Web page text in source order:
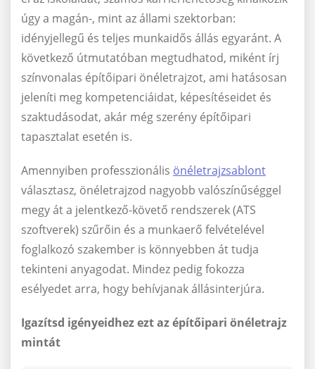
úgy a magán-, mint az állami szektorban:
idényjellegű és teljes munkaidős állás egyaránt. A
következő útmutatóban megtudhatod, miként írj
színvonalas építőipari önéletrajzot, ami hatásosan
jeleníti meg kompetenciáidat, képesítéseidet és
szaktudásodat, akár még szerény építőipari
tapasztalat esetén is.
Amennyiben professzionális önéletrajzsablont
választasz, önéletrajzod nagyobb valószínűséggel
megy át a jelentkező-követő rendszerek (ATS
szoftverek) szűrőin és a munkaerő felvételével
foglalkozó szakember is könnyebben át tudja
tekinteni anyagodat. Mindez pedig fokozza
esélyedet arra, hogy behívjanak állásinterjúra.
Igazítsd igényeidhez ezt az építőipari önéletrajz
mintát